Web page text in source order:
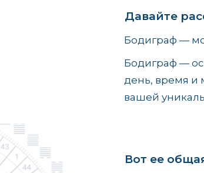
Давайте
Бодиграф —
Бодиграф —
день, время и
вашей
Вот ее